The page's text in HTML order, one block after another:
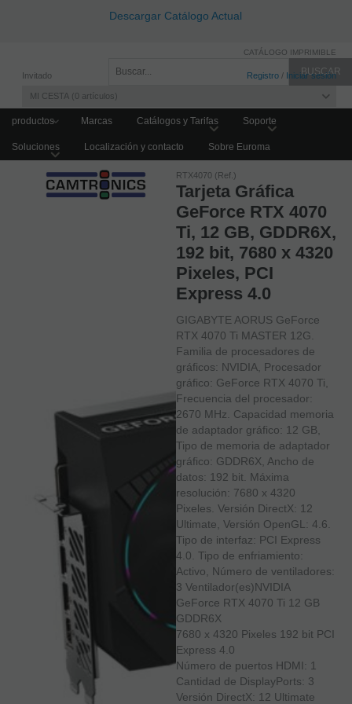
Descargar Catálogo Actual
Invitado Registro / Iniciar sesión
MI CESTA 0 artículos
CATÁLOGO IMPRIMIBLE
productos Marcas Catálogos y Tarifas Soporte
Soluciones Localización y contacto Sobre Euroma
Home GRABACIÓN DE VIDEO Grabadores NVR Accesorios NVR
RTX4070 (Ref.)
Tarjeta Gráfica
GeForce RTX 4070
Ti, 12 GB, GDDR6X,
192 bit, 7680 x 4320
Pixeles, PCI
Express 4.0
GIGABYTE AORUS GeForce
RTX 4070 Ti MASTER 12G.
Familia de procesadores de
gráficos: NVIDIA, Procesador
gráfico: GeForce RTX 4070 Ti,
Frecuencia del procesador:
2670 MHz. Capacidad memoria
de adaptador gráfico: 12 GB,
Tipo de memoria de adaptador
gráfico: GDDR6X, Ancho de
datos: 192 bit. Máxima
resolución: 7680 x 4320
Pixeles. Versión DirectX: 12
Ultimate, Versión OpenGL: 4.6.
Tipo de interfaz: PCI Express
4.0. Tipo de enfriamiento:
Activo, Número de ventiladores:
3 Ventilador(es)NVIDIA
GeForce RTX 4070 Ti 12 GB
GDDR6X
7680 x 4320 Pixeles 192 bit PCI
Express 4.0
Número de puertos HDMI: 1
Cantidad de DisplayPorts: 3
Versión DirectX: 12 Ultimate